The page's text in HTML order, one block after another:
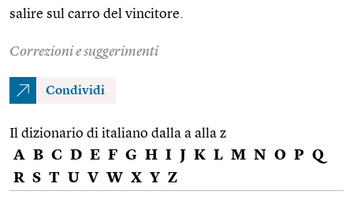
salire sul carro del vincitore.
Correzioni e suggerimenti
Condividi
Il dizionario di italiano dalla a alla z
A B C D E F G H I J K L M N O P Q
R S T U V W X Y Z